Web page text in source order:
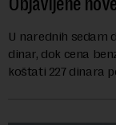
U narednih sedam
dinar, dok cena
koštati 227 dinara